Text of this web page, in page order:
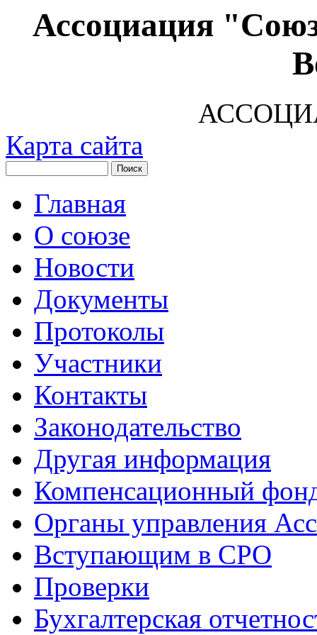
Ассоциация
Карта сайта
Главная
О союзе
Новости
Документы
Протоколы
Участники
Контакты
Законодательство
Другая информация
Компенсационный
Органы управления
Вступающим в СРО
Проверки
Бухгалтерская